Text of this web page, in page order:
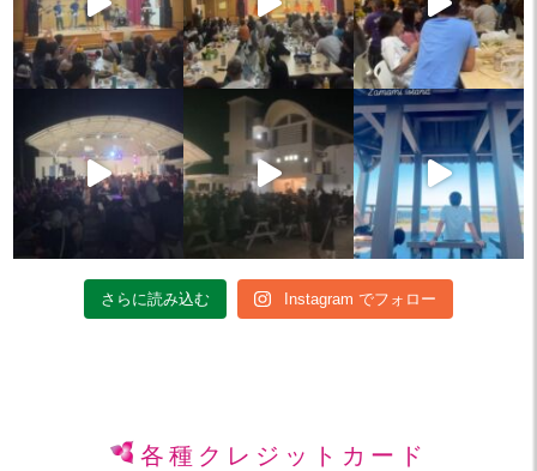
さらに読み込む Instagram でフォロー
各種クレジットカード